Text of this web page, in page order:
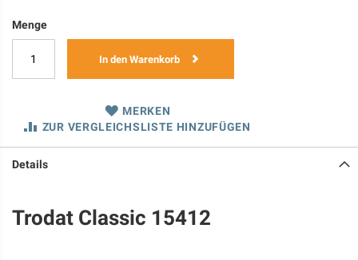
Menge
In den Warenkorb
MERKEN
ZUR VERGLEICHSLISTE HINZUFÜGEN
Details
Trodat Classic 15412